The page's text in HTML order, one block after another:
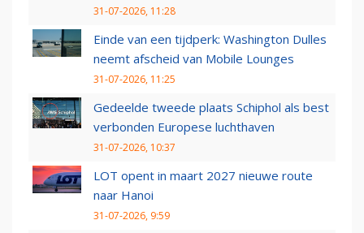
31-07-2026, 11:28
Einde van een tijdperk: Washington Dulles
neemt afscheid van Mobile Lounges
31-07-2026, 11:25
Gedeelde tweede plaats Schiphol als best
verbonden Europese luchthaven
31-07-2026, 10:37
LOT opent in maart 2027 nieuwe route
naar Hanoi
31-07-2026, 9:59